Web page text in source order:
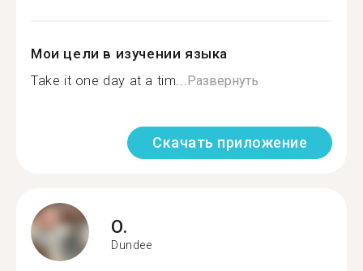
Мои цели в изучении языка
Take it one day at a tim...Развернуть
Скачать приложение
O.
Dundee